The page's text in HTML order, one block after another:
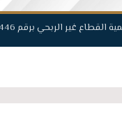
غير الربحي برقم 1446